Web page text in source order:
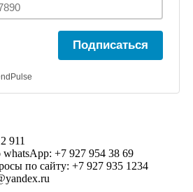
Подписаться
911
whatsApp: +7 927 954 38 69
по сайту: +7 927 935 1234